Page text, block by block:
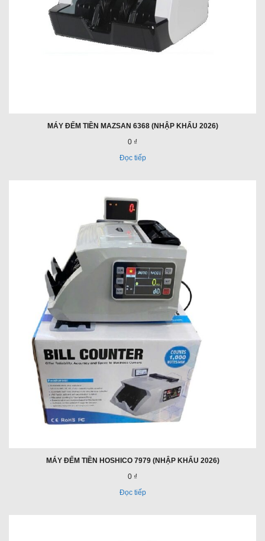
MÁY ĐẾM TIỀN MAZSAN 6368 (NHẬP KHẨU 2026)
0 ₫
Đọc tiếp
MÁY ĐẾM TIỀN HOSHICO 7979 (NHẬP KHẨU 2026)
0 ₫
Đọc tiếp